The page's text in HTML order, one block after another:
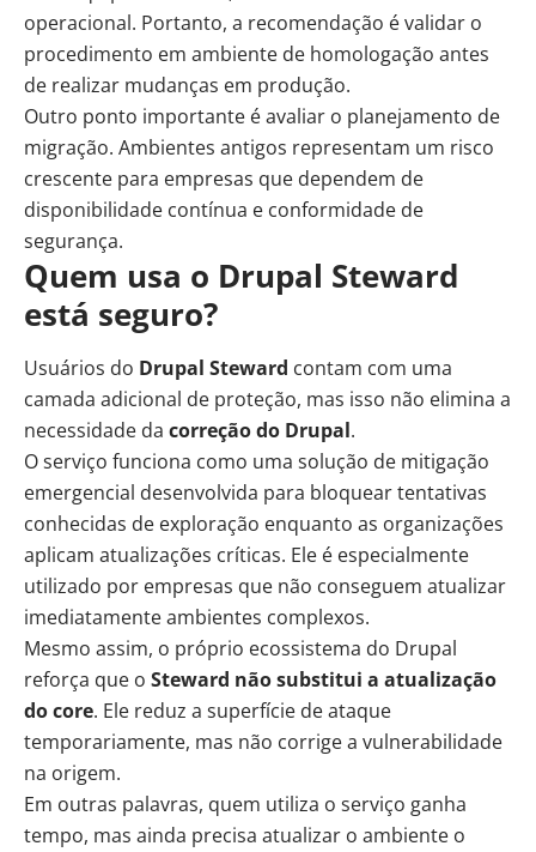
operacional. Portanto, a recomendação é validar o
procedimento em ambiente de homologação antes
de realizar mudanças em produção.
Outro ponto importante é avaliar o planejamento de
migração. Ambientes antigos representam um risco
crescente para empresas que dependem de
disponibilidade contínua e conformidade de
segurança.
Quem usa o Drupal Steward
está seguro?
Usuários do Drupal Steward contam com uma
camada adicional de proteção, mas isso não elimina a
necessidade da correção do Drupal.
O serviço funciona como uma solução de mitigação
emergencial desenvolvida para bloquear tentativas
conhecidas de exploração enquanto as organizações
aplicam atualizações críticas. Ele é especialmente
utilizado por empresas que não conseguem atualizar
imediatamente ambientes complexos.
Mesmo assim, o próprio ecossistema do Drupal
reforça que o Steward não substitui a atualização
do core. Ele reduz a superfície de ataque
temporariamente, mas não corrige a vulnerabilidade
na origem.
Em outras palavras, quem utiliza o serviço ganha
tempo, mas ainda precisa atualizar o ambiente o